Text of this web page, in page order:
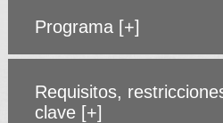
Programa [+]
Requisitos,
clave [+]